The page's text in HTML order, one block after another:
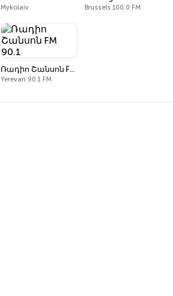
Mykolaiv Brussels 100.0 FM
Ռադիո Շանսոն FM 90.1
Yerevan 90.1 FM